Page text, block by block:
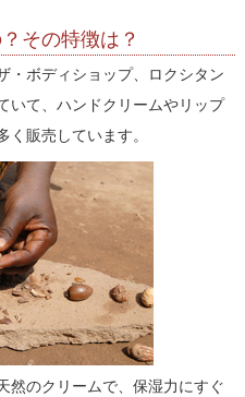
その特徴は？
・ボディショップ、ロクシタン
いて、ハンドクリームやリップ
販売しています。
然のクリームで、保湿力にすぐ